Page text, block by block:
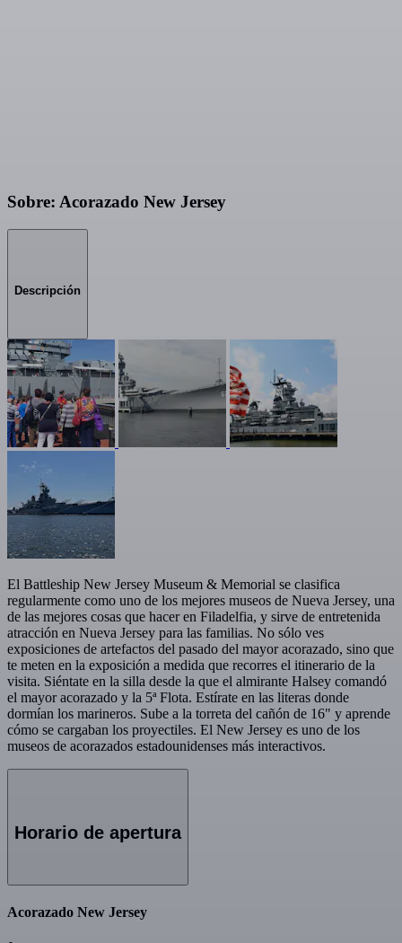
Sobre: Acorazado New Jersey
Descripción
El Battleship New Jersey Museum & Memorial se clasifica
regularmente como uno de los mejores museos de Nueva Jersey, una
de las mejores cosas que hacer en Filadelfia, y sirve de entretenida
atracción en Nueva Jersey para las familias. No sólo ves
exposiciones de artefactos del pasado del mayor acorazado, sino que
te meten en la exposición a medida que recorres el itinerario de la
visita. Siéntate en la silla desde la que el almirante Halsey comandó
el mayor acorazado y la 5ª Flota. Estírate en las literas donde
dormían los marineros. Sube a la torreta del cañón de 16" y aprende
cómo se cargaban los proyectiles. El New Jersey es uno de los
museos de acorazados estadounidenses más interactivos.
Horario de apertura
Acorazado New Jersey